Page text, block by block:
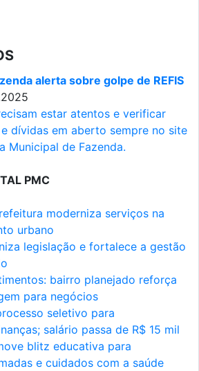
alerta sobre golpe de REFIS
estar atentos e verificar
dívidas em aberto sempre no site
Municipal de Fazenda.
PMC
moderniza serviços na
urbano
legislação e fortalece a gestão
bairro planejado reforça
para negócios
seletivo para
salário passa de R$ 15 mil
blitz educativa para
e cuidados com a saúde